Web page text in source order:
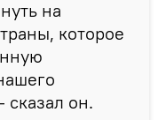
на
которое
сказал он.